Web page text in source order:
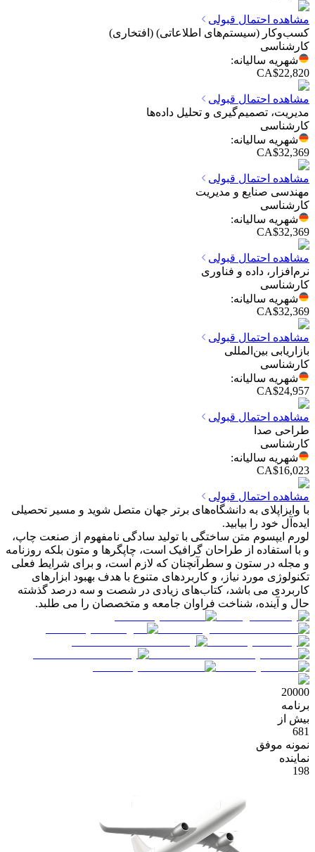
مشاهده احتمال قبولی
کسب‌وکار (سیستم‌های اطلاعاتی) (افتخاری)
کارشناسی
شهریه سالیانه:
CA$22,820
مشاهده احتمال قبولی
مدیریت، تصمیم‌گیری و تحلیل داده‌ها
کارشناسی
شهریه سالیانه:
CA$32,369
مشاهده احتمال قبولی
مهندسی صنایع و مدیریت
کارشناسی
شهریه سالیانه:
CA$32,369
مشاهده احتمال قبولی
نرم‌افزار، داده و فناوری
کارشناسی
شهریه سالیانه:
CA$32,369
مشاهده احتمال قبولی
بازاریابی بین‌المللی
کارشناسی
شهریه سالیانه:
CA$24,957
مشاهده احتمال قبولی
طراحی صدا
کارشناسی
شهریه سالیانه:
CA$16,023
مشاهده احتمال قبولی
با وایزاپلای به دانشگاه‌های برتر جهان متصل شوید و مسیر تحصیلی
ایده‌آل خود را بیابید.
لورم ایپسوم متن ساختگی با تولید سادگی نامفهوم از صنعت چاپ،
و با استفاده از طراحان گرافیک است، چاپگرها و متون بلکه روزنامه
و مجله در ستون و سطرآنچنان که لازم است، و برای شرایط فعلی
تکنولوژی مورد نیاز، و کاربردهای متنوع با هدف بهبود ابزارهای
کاربردی می باشد، کتاب‌های زیادی در شصت و سه درصد گذشته
حال و آینده، شناخت فراوان جامعه و متخصصان را می طلبد.
20000
برنامه
بیش از
681
نمونه موفق
نماینده
198